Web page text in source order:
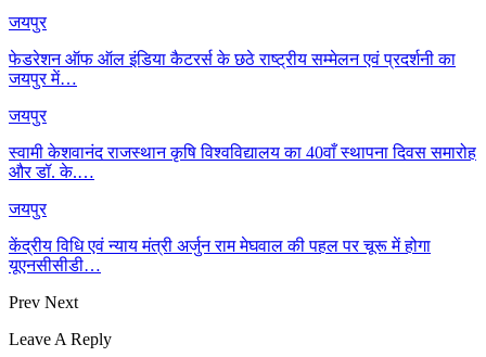
जयपुर
फेडरेशन ऑफ ऑल इंडिया कैटरर्स के छठे राष्ट्रीय सम्मेलन एवं प्रदर्शनी का
जयपुर में…
जयपुर
स्वामी केशवानंद राजस्थान कृषि विश्वविद्यालय का 40वाँ स्थापना दिवस समारोह
और डॉ. के.…
जयपुर
केंद्रीय विधि एवं न्याय मंत्री अर्जुन राम मेघवाल की पहल पर चूरू में होगा
यूएनसीसीडी…
Prev Next
Leave A Reply